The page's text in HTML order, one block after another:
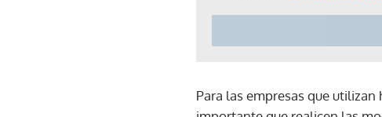
Para las empresas que